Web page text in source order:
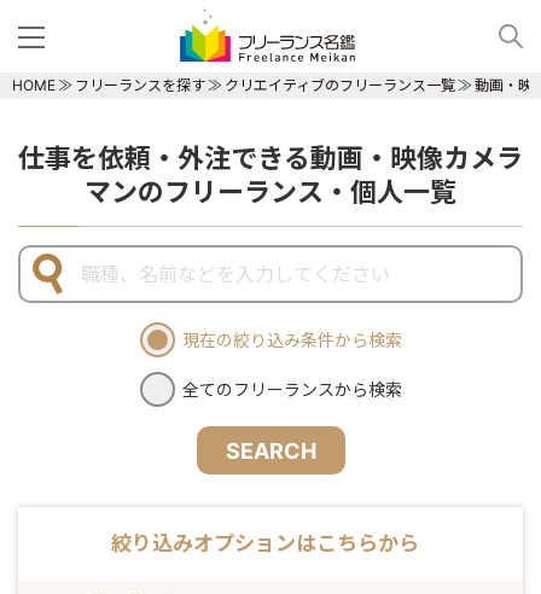
HOME フリーランスを探す クリエイティブのフリーランス一覧 動画・映
仕事を依頼・外注できる動画・映像カメラ
マンのフリーランス・個人一覧
現在の絞り込み条件から検索
全てのフリーランスから検索
SEARCH
絞り込みオプションはこちらから